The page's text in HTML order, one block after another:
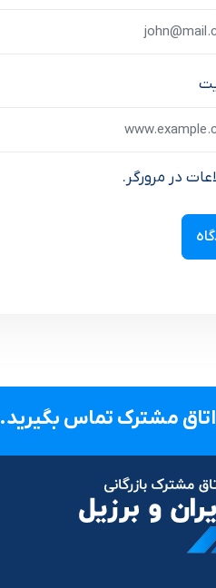
در مرورگر.
مشترک تماس بگیرید.